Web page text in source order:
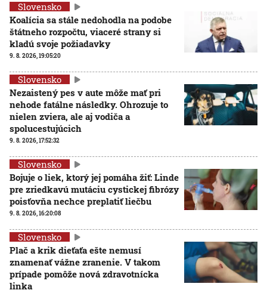
Slovensko
Koalícia sa stále nedohodla na podobe
štátneho rozpočtu, viaceré strany si
kladú svoje požiadavky
9. 8. 2026, 19:05:20
Slovensko
Nezaistený pes v aute môže mať pri
nehode fatálne následky. Ohrozuje to
nielen zviera, ale aj vodiča a
spolucestujúcich
9. 8. 2026, 17:52:32
Slovensko
Bojuje o liek, ktorý jej pomáha žiť: Linde
pre zriedkavú mutáciu cystickej fibrózy
poisťovňa nechce preplatiť liečbu
9. 8. 2026, 16:20:08
Slovensko
Plač a krik dieťaťa ešte nemusí
znamenať vážne zranenie. V takom
prípade pomôže nová zdravotnícka
linka